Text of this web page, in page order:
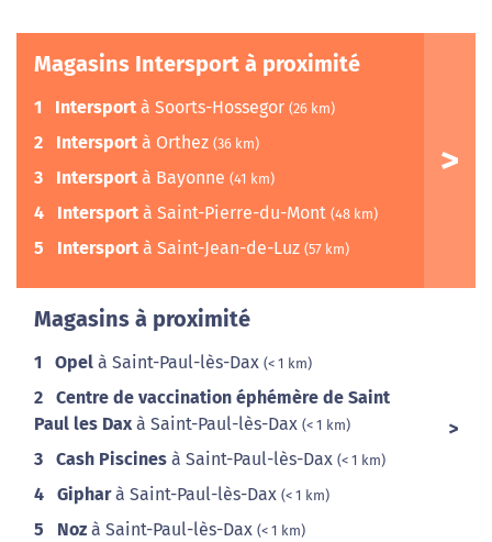
Magasins Intersport à proximité
1 Intersport à Soorts-Hossegor (26 km)
2 Intersport à Orthez (36 km)
3 Intersport à Bayonne (41 km)
4 Intersport à Saint-Pierre-du-Mont (48 km)
5 Intersport à Saint-Jean-de-Luz (57 km)
Magasins à proximité
1 Opel à Saint-Paul-lès-Dax (< 1 km)
2
Centre de vaccination éphémère de Saint
Paul les Dax à Saint-Paul-lès-Dax (< 1 km)
3 Cash Piscines à Saint-Paul-lès-Dax (< 1 km)
4 Gipharà Saint-Paul-lès-Dax (< 1 km)
5 Noz à Saint-Paul-lès-Dax (< 1 km)